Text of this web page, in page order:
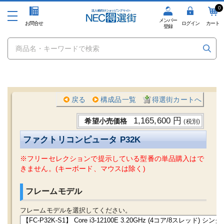
お問合せ
メンバー
登録
ログイン
0
カート